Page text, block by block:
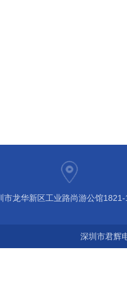
市龙华新区工业路尚游公馆
深圳市君辉